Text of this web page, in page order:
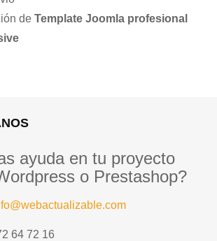
de Template Joomla profesional
ayuda en tu proyecto
o Prestashop?
64 72 16